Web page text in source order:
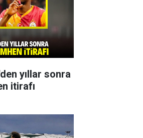
yıllar sonra
itirafı